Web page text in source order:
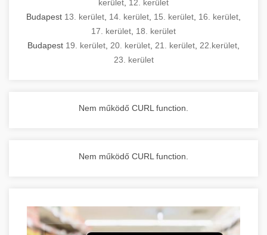
kerület 12. kerület
Budapest 13. kerület 14. kerület 15. kerület 16. kerület
17. kerület 18. kerület
Budapest 19. kerület 20. kerület 21. kerület 22.kerület
23. kerület
Nem működő CURL function.
Nem működő CURL function.